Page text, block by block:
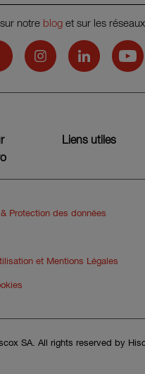
Liens utiles
notre blog et sur les
Hiscox on Facebook
Hiscox on Instagram
Hiscox on
Protection des données
et Mentions Légales
SA. All rights reserved by